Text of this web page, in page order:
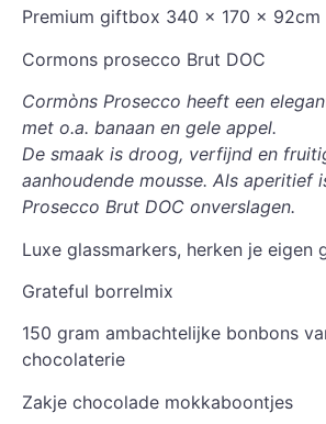
Premium giftbox 340 x 170 x 92cm
Cormons prosecco Brut DOC
Cormòns Prosecco heeft een
met o.a. banaan en gele appel.
De smaak is droog, verfijnd en
aanhoudende mousse. Als aperitief
Prosecco Brut DOC onverslagen.
Luxe glassmarkers, herken je eigen
Grateful borrelmix
150 gram ambachtelijke bonbons
chocolaterie
Zakje chocolade mokkaboontjes